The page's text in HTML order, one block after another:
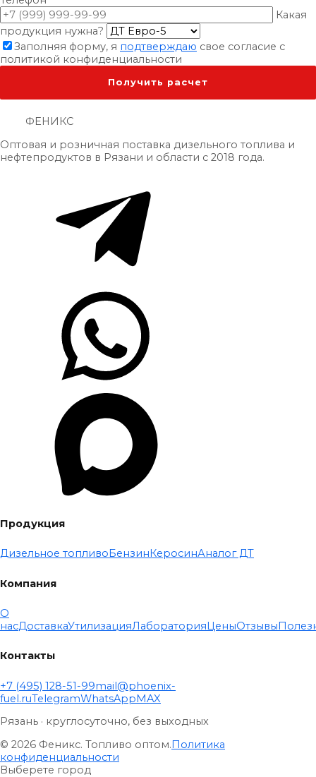
Какая
продукция нужна?
Заполняя форму, я подтверждаю свое согласие с
политикой конфиденциальности
ФЕНИКС
Оптовая и розничная поставка дизельного топлива и
нефтепродуктов в Рязани и области с 2018 года.
Продукция
Дизельное топливоБензинКеросинАналог ДТ
Компания
О
насДоставкаУтилизацияЛабораторияЦеныОтзывы
Контакты
+7 (495) 128-51-99mail@phoenix-
fuel.ruTelegramWhatsAppMAX
Рязань · круглосуточно, без выходных
© 2026 Феникс. Топливо оптом.Политика
конфиденциальности
Выберете город